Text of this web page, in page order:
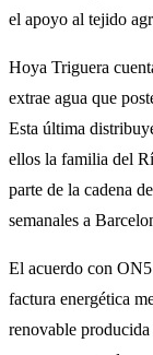
el apoyo al tejido
Hoya Triguera
extrae agua que
Esta última
ellos la familia del
parte de la cadena
semanales a
El acuerdo con
factura energética
renovable